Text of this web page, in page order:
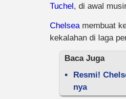
Tuchel, di awal
Chelseamembuat
kekalahan di laga
Baca Juga
Resmi!
nya